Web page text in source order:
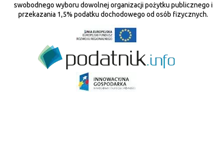
swobodnego wyboru dowolnej organizacji pożytku publicznego i
przekazania 1,5% podatku dochodowego od osób fizycznych.